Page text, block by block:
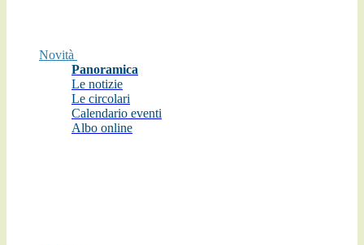
Novità
Panoramica
Le notizie
Le circolari
Calendario eventi
Albo online